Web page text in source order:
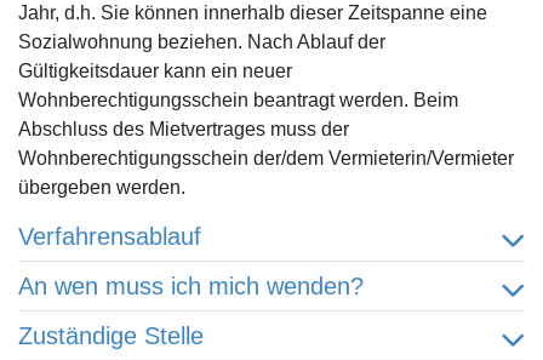
Jahr, d.h. Sie können innerhalb dieser Zeitspanne eine
Sozialwohnung beziehen. Nach Ablauf der
Gültigkeitsdauer kann ein neuer
Wohnberechtigungsschein beantragt werden. Beim
Abschluss des Mietvertrages muss der
Wohnberechtigungsschein der/dem Vermieterin/Vermieter
übergeben werden.
Verfahrensablauf
An wen muss ich mich wenden?
Zuständige Stelle